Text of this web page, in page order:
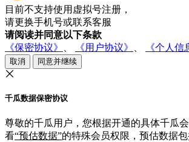
目前不支持使用虚拟号注册，
请更换手机号或联系客服
请阅读并同意以下条款
《保密协议》
《用户协议》 《个人信
取消 同意并继续
千瓜数据保密协议
尊敬的千瓜用户，您根据开通的具体千瓜
看“预估数据”的特殊会员权限，预估数据